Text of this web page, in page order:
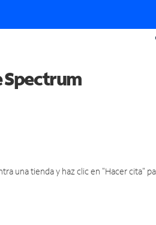
Spectrum
una tienda y haz clic en "Hacer cita"